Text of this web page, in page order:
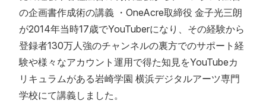
の企画書作成術の講義 ・OneAcre取締役 金子光三朗
が2014年当時17歳でYouTuberになり、その経験から
登録者130万人強のチャンネルの裏方でのサポート経
験や様々なアカウント運用で得た知見をYouTubeカ
リキュラムがある岩崎学園 横浜デジタルアーツ専門
学校にて講義しました。